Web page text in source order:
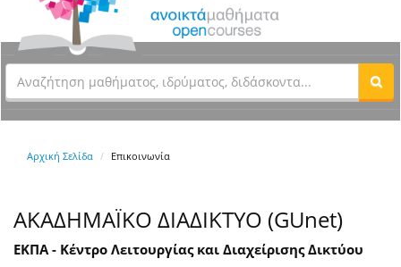
Αρχική Σελίδα Επικοινωνία
ΑΚΑΔΗΜΑΪΚΟ ΔΙΑΔΙΚΤΥΟ (GUnet)
ΕΚΠΑ - Κέντρο Λειτουργίας και Διαχείρισης Δικτύου